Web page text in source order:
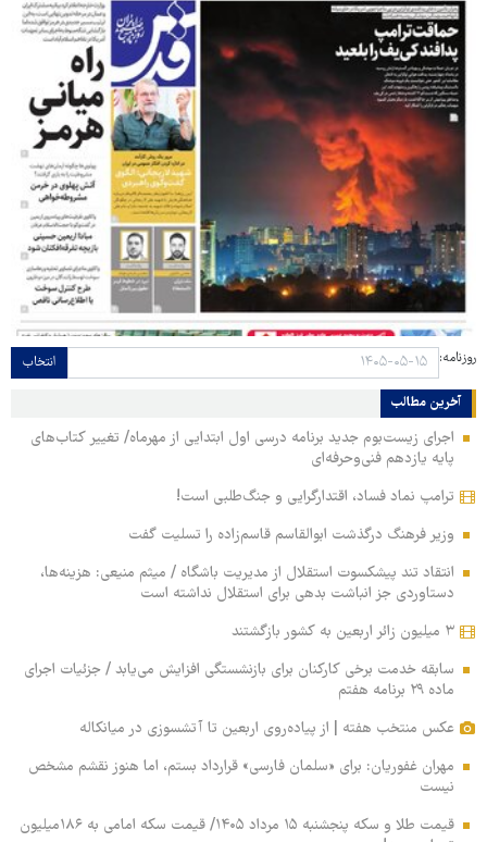
روزنامه: انتخاب
آخرین مطالب
اجرای زیست‌بوم جدید برنامه درسی اول ابتدایی از مهرماه/ تغییر کتاب‌های
پایه یازدهم فنی‌وحرفه‌ای
ترامپ نماد فساد، اقتدارگرایی و جنگ‌طلبی است!
وزیر فرهنگ درگذشت ابوالقاسم قاسم‌زاده را تسلیت گفت
انتقاد تند پیشکسوت استقلال از مدیریت باشگاه / میثم منیعی: هزینه‌ها،
دستاوردی جز انباشت بدهی برای استقلال نداشته است
۳ میلیون زائر اربعین به کشور بازگشتند
سابقه خدمت برخی کارکنان برای بازنشستگی افزایش می‌یابد / جزئیات اجرای
ماده ۲۹ برنامه هفتم
عکس منتخب هفته | از پیاده‌روی اربعین تا آتشسوزی در میانکاله
مهران غفوریان: برای «سلمان فارسی» قرارداد بستم، اما هنوز نقشم مشخص
نیست
قیمت طلا و سکه پنجشنبه ۱۵ مرداد ۱۴۰۵/ قیمت سکه امامی به ۱۸۶میلیون